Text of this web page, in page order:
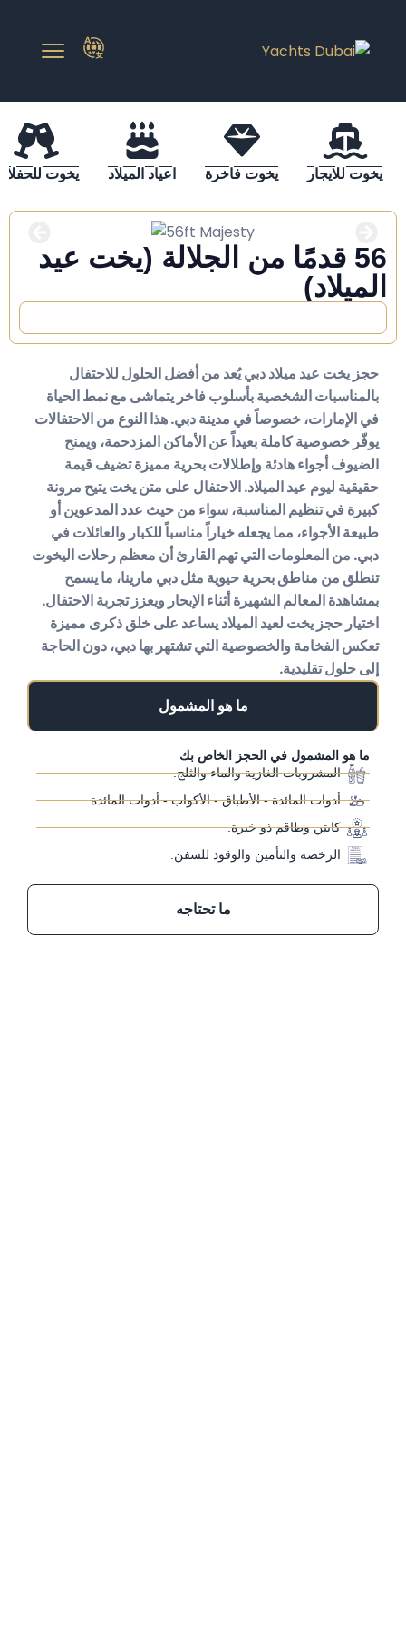
يخوت للايجار يخوت فاخرة اعياد الميلاد يخوت
حجز يخت عيد ميلاد دبي يُعد من أفضل الحلول للاحتفال
بالمناسبات الشخصية بأسلوب فاخر يتماشى مع نمط الحياة
في الإمارات، خصوصاً في مدينة دبي. هذا النوع من الاحتفالات
يوفّر خصوصية كاملة بعيداً عن الأماكن المزدحمة، ويمنح
الضيوف أجواء هادئة وإطلالات بحرية مميزة تضيف قيمة
حقيقية ليوم عيد الميلاد.الاحتفال على متن يخت يتيح مرونة
كبيرة في تنظيم المناسبة، سواء من حيث عدد المدعوين أو
طبيعة الأجواء، مما يجعله خياراً مناسباً للكبار والعائلات في
دبي. من المعلومات التي تهم القارئ أن معظم رحلات اليخوت
تنطلق من مناطق بحرية حيوية مثل دبي مارينا، ما يسمح
بمشاهدة المعالم الشهيرة أثناء الإبحار ويعزز تجربة الاحتفال.
اختيار حجز يخت لعيد الميلاد يساعد على خلق ذكرى مميزة
تعكس الفخامة والخصوصية التي تشتهر بها دبي، دون الحاجة
إلى حلول تقليدية.
ما هو المشمول
ما تحتاجه
ما هو المشمول في الحجز الخاص بك
المشروبات الغازية والماء والثلج.
أدوات المائدة - الأطباق - الأكواب - أدوات المائدة
كابتن وطاقم ذو خبرة.
الرخصة والتأمين والوقود للسفن.
56 قدمًا من الجلالة (يخت عيد
الميلاد)